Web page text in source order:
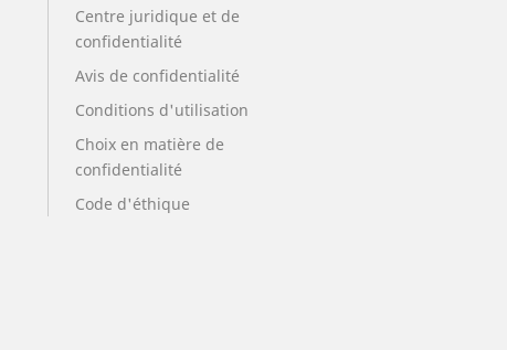
Centre juridique et de
confidentialité
Avis de confidentialité
Conditions d'utilisation
Choix en matière de
confidentialité
Code d'éthique